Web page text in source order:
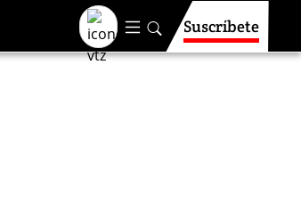
Suscríbete